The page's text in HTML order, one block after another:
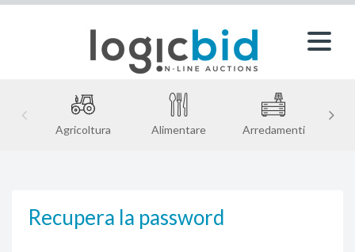
Agricoltura Alimentare Arredamenti
Recupera la password